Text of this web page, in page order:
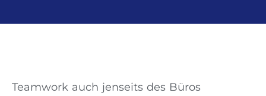
Teamwork auch jenseits des Büros